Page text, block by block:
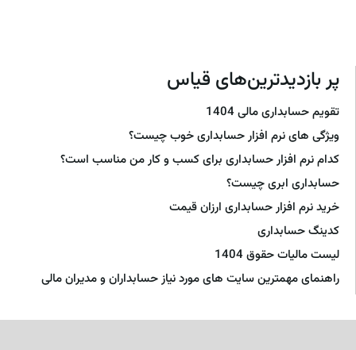
پر بازدیدترین‌های قیاس
تقویم حسابداری مالی 1404
ویژگی های نرم افزار حسابداری خوب چیست؟
کدام نرم افزار حسابداری برای کسب و کار من مناسب است؟
حسابداری ابری چیست؟
خرید نرم افزار حسابداری ارزان قیمت
کدینگ حسابداری
لیست مالیات حقوق 1404
راهنمای مهمترین سایت های مورد نیاز حسابداران و مدیران مالی